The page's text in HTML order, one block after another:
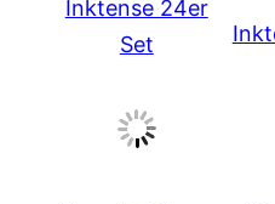
Inktense 24er
Set